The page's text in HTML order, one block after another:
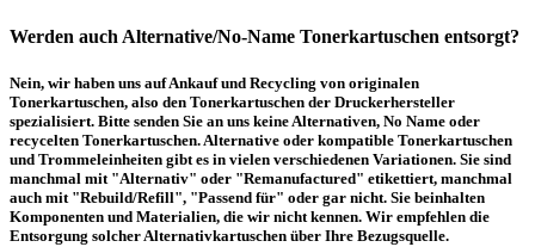
Werden auch Alternative/No-Name Tonerkartuschen entsorgt?
Nein, wir haben uns auf Ankauf und Recycling von originalen
Tonerkartuschen, also den Tonerkartuschen der Druckerhersteller
spezialisiert. Bitte senden Sie an uns keine Alternativen, No Name oder
recycelten Tonerkartuschen. Alternative oder kompatible Tonerkartuschen
und Trommeleinheiten gibt es in vielen verschiedenen Variationen. Sie sind
manchmal mit "Alternativ" oder "Remanufactured" etikettiert, manchmal
auch mit "Rebuild/Refill", "Passend für" oder gar nicht. Sie beinhalten
Komponenten und Materialien, die wir nicht kennen. Wir empfehlen die
Entsorgung solcher Alternativkartuschen über Ihre Bezugsquelle.